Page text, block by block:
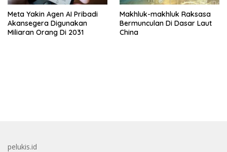
Meta Yakin Agen AI Pribadi
Akansegera Digunakan
Miliaran Orang Di 2031
Makhluk-makhluk Raksasa
Bermunculan Di Dasar Laut
China
pelukis.id